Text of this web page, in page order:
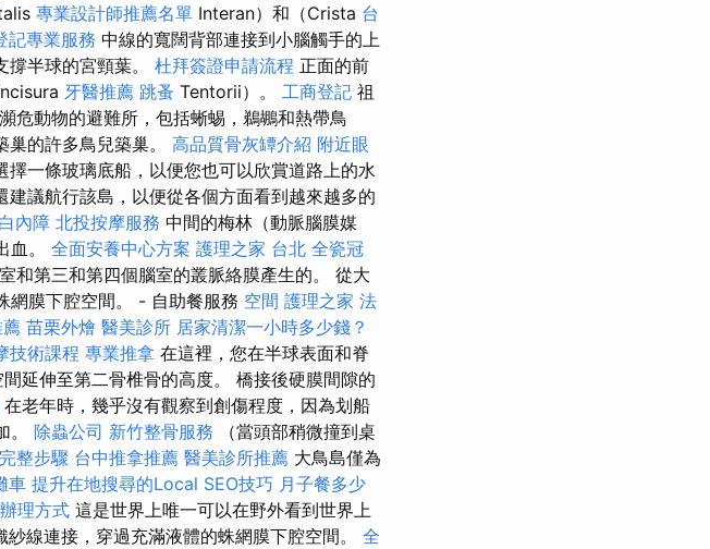
專業設計師推薦名單 Interan）和（Crista 台
記專業服務 中線的寬闊背部連接到小腦觸手的上
半球的宮頸葉。 杜拜簽證申請流程 正面的前
牙醫推薦 跳蚤 Tentorii）。 工商登記 祖
危動物的避難所，包括蜥蜴，鵜鶘和熱帶鳥
的許多鳥兒築巢。 高品質骨灰罈介紹 附近眼
擇一條玻璃底船，以便您也可以欣賞道路上的水
建議航行該島，以便從各個方面看到越來越多的
白內障 北投按摩服務 中間的梅林（動脈腦膜媒
血。 全面安養中心方案 護理之家 台北 全瓷冠
和第三和第四個腦室的叢脈絡膜產生的。 從大
網膜下腔空間。 - 自助餐服務 空間 護理之家 法
苗栗外燴 醫美診所 居家清潔一小時多少錢？
技術課程 專業推拿 在這裡，您在半球表面和脊
延伸至第二骨椎骨的高度。 橋接後硬膜間隙的
在老年時，幾乎沒有觀察到創傷程度，因為划船
。 除蟲公司 新竹整骨服務 （當頭部稍微撞到桌
整步驟 台中推拿推薦 醫美診所推薦 大鳥島僅為
車 提升在地搜尋的Local SEO技巧 月子餐多少
理方式 這是世界上唯一可以在野外看到世界上
線連接，穿過充滿液體的蛛網膜下腔空間。 全